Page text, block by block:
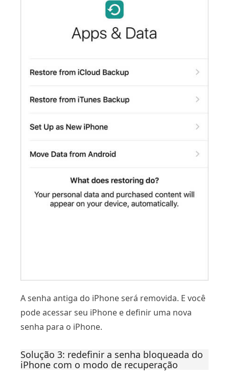
A senha antiga do iPhone será removida. E você
pode acessar seu iPhone e definir uma nova
senha para o iPhone.
Solução 3: redefinir a senha bloqueada do
iPhone com o modo de recuperação